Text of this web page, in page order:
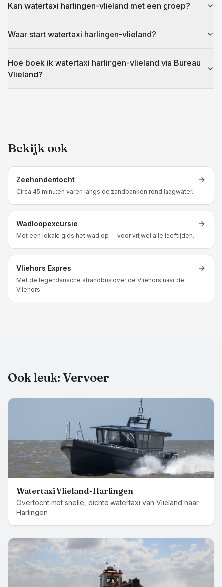
Kan watertaxi harlingen-vlieland met een groep?
Waar start watertaxi harlingen-vlieland?
Hoe boek ik watertaxi harlingen-vlieland via Bureau
Vlieland?
Bekijk ook
Zeehondentocht
Circa 45 minuten varen langs de zandbanken rond laagwater.
Wadloopexcursie
Met een lokale gids het wad op — voor vrijwel alle leeftijden.
Vliehors Expres
Met de legendarische strandbus over de Vliehors naar de
Vliehors.
Ook leuk: Vervoer
Watertaxi Vlieland-Harlingen
Overtocht met snelle, dichte watertaxi van Vlieland naar
Harlingen